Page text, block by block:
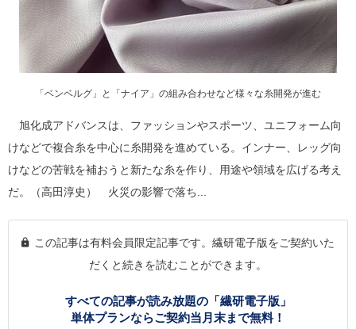
「ベンベルグ」と「ナイア」の組み合わせなど様々な糸開発が進む
旭化成アドバンスは、ファッションやスポーツ、ユニフォーム向
けなどで複合糸を中心に糸開発を進めている。インナー、レッグ向
けなどの苦戦を補おうと新たな糸を作り、用途や領域を広げる考え
だ。（高田淳史） 火災の影響で落ち...
この記事は有料会員限定記事です。繊研電子版をご契約いた
だくと続きを読むことができます。
すべての記事が読み放題の「繊研電子版」
単体プランならご契約当月末まで無料！